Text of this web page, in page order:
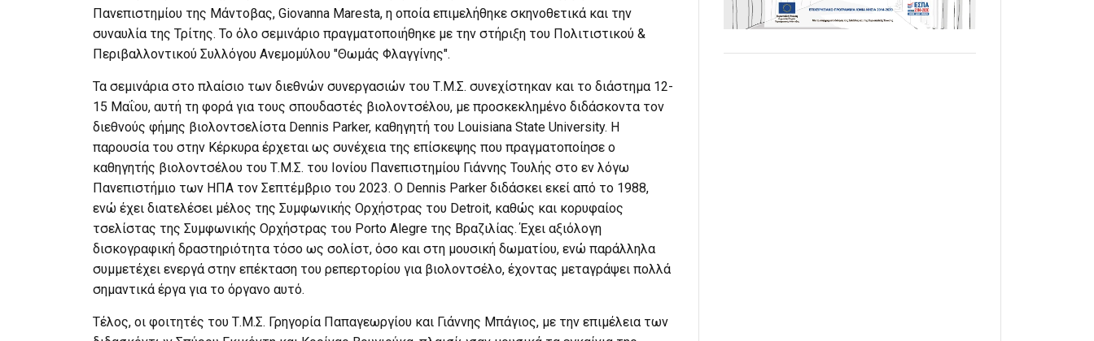
Πανεπιστημίου της Μάντοβας, Giovanna Maresta, η οποία επιμελήθηκε σκηνοθετικά και την
συναυλία της Τρίτης. Το όλο σεμινάριο πραγματοποιήθηκε με την στήριξη του Πολιτιστικού &
Περιβαλλοντικού Συλλόγου Ανεμομύλου "Θωμάς Φλαγγίνης".
Τα σεμινάρια στο πλαίσιο των διεθνών συνεργασιών του Τ.Μ.Σ. συνεχίστηκαν και το διάστημα 12-
15 Μαΐου, αυτή τη φορά για τους σπουδαστές βιολοντσέλου, με προσκεκλημένο διδάσκοντα τον
διεθνούς φήμης βιολοντσελίστα Dennis Parker, καθηγητή του Louisiana State University. Η
παρουσία του στην Κέρκυρα έρχεται ως συνέχεια της επίσκεψης που πραγματοποίησε ο
καθηγητής βιολοντσέλου του Τ.Μ.Σ. του Ιονίου Πανεπιστημίου Γιάννης Τουλής στο εν λόγω
Πανεπιστήμιο των ΗΠΑ τον Σεπτέμβριο του 2023. Ο Dennis Parker διδάσκει εκεί από το 1988,
ενώ έχει διατελέσει μέλος της Συμφωνικής Ορχήστρας του Detroit, καθώς και κορυφαίος
τσελίστας της Συμφωνικής Ορχήστρας του Porto Alegre της Βραζιλίας. Έχει αξιόλογη
δισκογραφική δραστηριότητα τόσο ως σολίστ, όσο και στη μουσική δωματίου, ενώ παράλληλα
συμμετέχει ενεργά στην επέκταση του ρεπερτορίου για βιολοντσέλο, έχοντας μεταγράψει πολλά
σημαντικά έργα για το όργανο αυτό.
Τέλος, οι φοιτητές του Τ.Μ.Σ. Γρηγορία Παπαγεωργίου και Γιάννης Μπάγιος, με την επιμέλεια των